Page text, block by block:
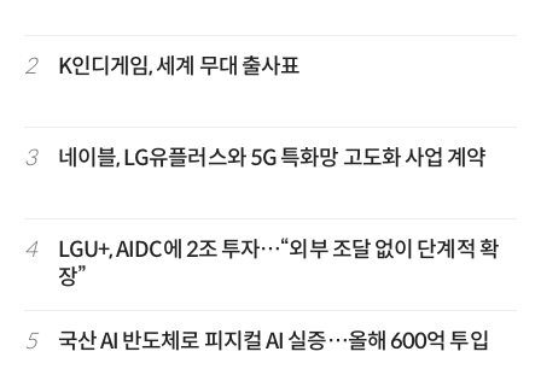
2 K인디게임, 세계 무대 출사표
3 네이블, LG유플러스와 5G 특화망 고도화 사업 계약
4
LGU+, AIDC에 2조 투자…“외부 조달 없이 단계적 확
장”
5 국산 AI 반도체로 피지컬 AI 실증…올해 600억 투입